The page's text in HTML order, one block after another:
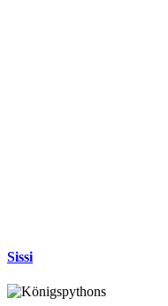
Sissi